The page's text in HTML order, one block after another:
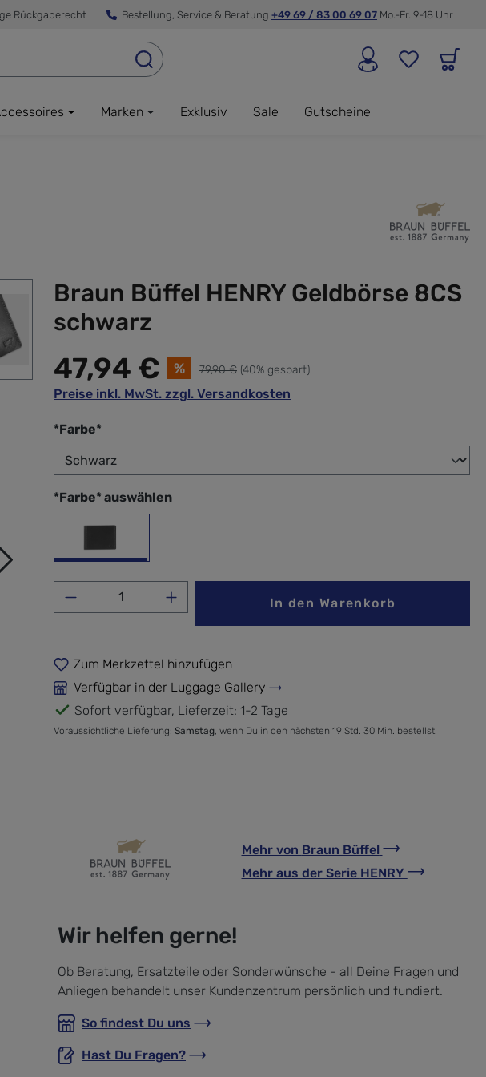
Rückgaberecht Bestellung, Service & Beratung +49 69 / 83 00 69 07 Mo.-Fr. 9-18 Uhr
Marken Exklusiv Sale Gutscheine
Braun Büffel HENRY Geldbörse 8CS
schwarz
47,94 € % 79,90 € (40% gespart)
Preise inkl. MwSt. zzgl. Versandkosten
*Farbe*auswählen
*Farbe* auswählen
schwarz
Produkt Anzahl: Gib den gewünschten Wert ein
In den Warenkorb
Zum Merkzettel hinzufügen
Verfügbar in der Luggage Gallery
Sofort verfügbar, Lieferzeit: 1-2 Tage
Voraussichtliche Lieferung: Samstag , wenn Du in den nächsten 19 Std. 30 Min. bestellst.
Mehr von Braun Büffel
Mehr aus der Serie HENRY
Wir helfen gerne!
Ob Beratung, Ersatzteile oder Sonderwünsche - all Deine Fragen und
Anliegen behandelt unser Kundenzentrum persönlich und fundiert.
So findest Du uns
Hast Du Fragen?